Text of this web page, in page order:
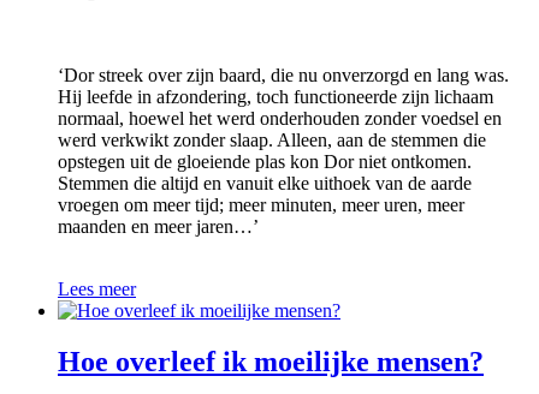
‘Dor streek over zijn baard, die nu onverzorgd en lang was.
Hij leefde in afzondering, toch functioneerde zijn lichaam
normaal, hoewel het werd onderhouden zonder voedsel en
werd verkwikt zonder slaap. Alleen, aan de stemmen die
opstegen uit de gloeiende plas kon Dor niet ontkomen.
Stemmen die altijd en vanuit elke uithoek van de aarde
vroegen om meer tijd; meer minuten, meer uren, meer
maanden en meer jaren…’
Lees meer
Hoe overleef ik moeilijke mensen?